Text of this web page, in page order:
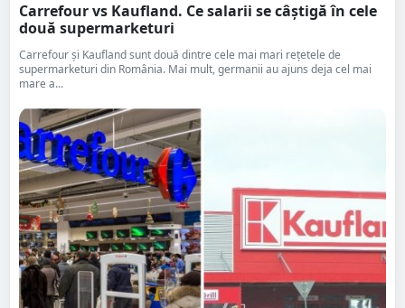
Carrefour vs Kaufland. Ce salarii se câștigă în cele
două supermarketuri
Carrefour și Kaufland sunt două dintre cele mai mari rețetele de
supermarketuri din România. Mai mult, germanii au ajuns deja cel mai
mare a...